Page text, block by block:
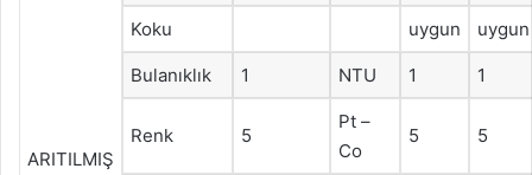
ARITILMIŞ
Koku uygun uygun
Bulanıklık 1 NTU 1 1
Renk 5
Pt –
Co
5 5